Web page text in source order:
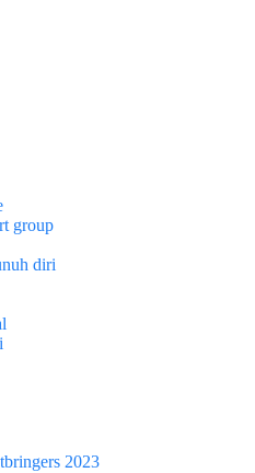
group
diri
2023